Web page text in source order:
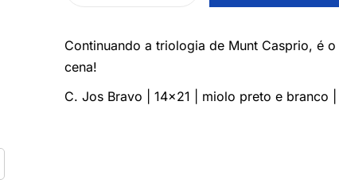
Continuando a triologia de Munt Casprio, é
cena!
C. Jos Bravo | 14×21 | miolo preto e branco